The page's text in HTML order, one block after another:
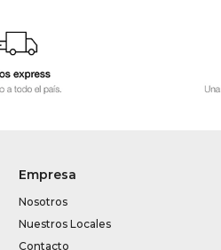
Empresa
Nosotros
Nuestros Locales
Contacto